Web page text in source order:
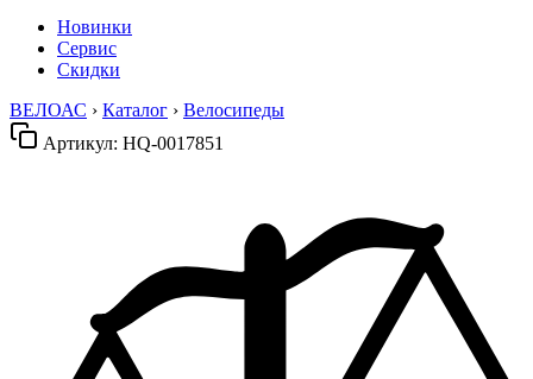
Новинки
Сервис
Скидки
ВЕЛОАС › Каталог › Велосипеды
Артикул: HQ-0017851